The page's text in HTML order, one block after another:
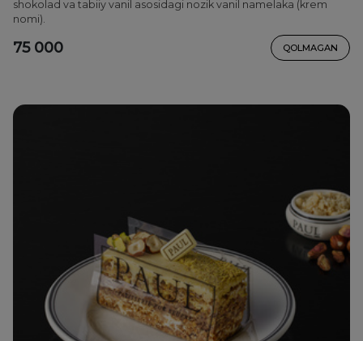
shokolad va tabiiy vanil asosidagi nozik vanil namelaka (krem
nomi).
75 000 QOLMAGAN